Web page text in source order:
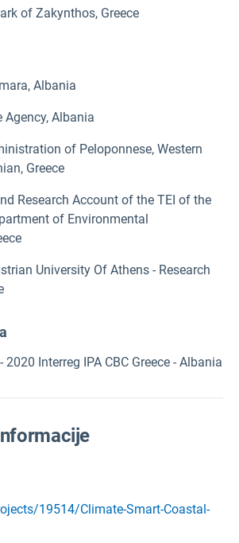
of Zakynthos, Greece
Albania
Albania
of Peloponnese, Western
Greece
Research Account of the TEI of the
of Environmental
University Of Athens - Research
Interreg IPA CBC Greece - Albania
19514/Climate-Smart-Coastal-